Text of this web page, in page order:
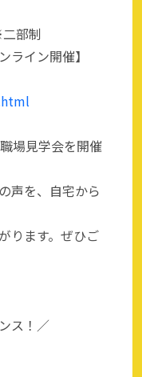
部制
ライン開催】
場見学会を開催
声を、自宅から
ります。ぜひご
ス！／